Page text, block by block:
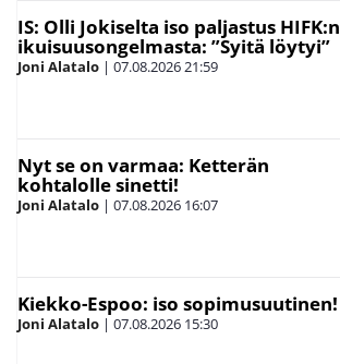
IS: Olli Jokiselta iso paljastus HIFK:n
ikuisuusongelmasta: ”Syitä löytyi”
Joni Alatalo | 07.08.202621:59
Nyt se on varmaa: Ketterän
kohtalolle sinetti!
Joni Alatalo | 07.08.2026 16:07
Kiekko-Espoo: iso sopimusuutinen!
Joni Alatalo | 07.08.2026 15:30